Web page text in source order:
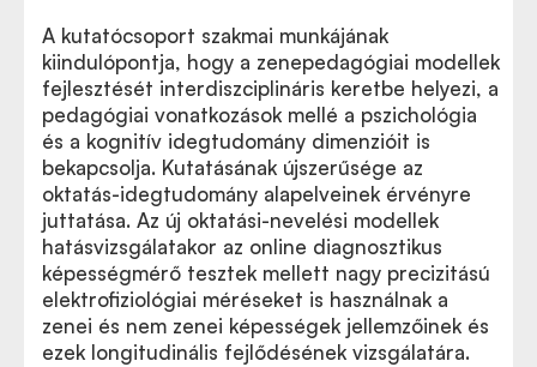
A kutatócsoport szakmai munkájának
kiindulópontja, hogy a zenepedagógiai modellek
fejlesztését interdiszciplináris keretbe helyezi, a
pedagógiai vonatkozások mellé a pszichológia
és a kognitív idegtudomány dimenzióit is
bekapcsolja. Kutatásának újszerűsége az
oktatás-idegtudomány alapelveinek érvényre
juttatása. Az új oktatási-nevelési modellek
hatásvizsgálatakor az online diagnosztikus
képességmérő tesztek mellett nagy precizitású
elektrofiziológiai méréseket is használnak a
zenei és nem zenei képességek jellemzőinek és
ezek longitudinális fejlődésének vizsgálatára.